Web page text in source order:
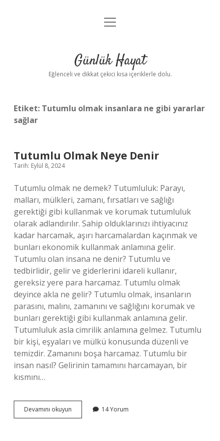
Anasayfa
Yasal Uyarı
menüyü
Günlük Hayat
Eğlenceli ve dikkat çekici kısa içeriklerle dolu.
Etiket: Tutumlu olmak insanlara ne gibi yararlar
sağlar
Tutumlu Olmak Neye Denir
Tarih: Eylül 8, 2024
Tutumlu olmak ne demek? Tutumluluk: Parayı,
malları, mülkleri, zamanı, fırsatları ve sağlığı
gerektiği gibi kullanmak ve korumak tutumluluk
olarak adlandırılır. Sahip olduklarınızı ihtiyacınız
kadar harcamak, aşırı harcamalardan kaçınmak ve
bunları ekonomik kullanmak anlamına gelir.
Tutumlu olan insana ne denir? Tutumlu ve
tedbirlidir, gelir ve giderlerini idareli kullanır,
gereksiz yere para harcamaz. Tutumlu olmak
deyince akla ne gelir? Tutumlu olmak, insanların
parasını, malını, zamanını ve sağlığını korumak ve
bunları gerektiği gibi kullanmak anlamına gelir.
Tutumluluk asla cimrilik anlamına gelmez. Tutumlu
bir kişi, eşyaları ve mülkü konusunda düzenli ve
temizdir. Zamanını boşa harcamaz. Tutumlu bir
insan nasıl? Gelirinin tamamını harcamayan, bir
kısmını…
Devamını okuyun Tutumlu
Olmak
14 Yorum